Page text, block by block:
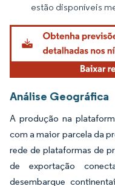
estão disponíveis
Análise Geográfica
A produção na
com a maior parcela da
rede de plataformas de
de exportação
desembarque